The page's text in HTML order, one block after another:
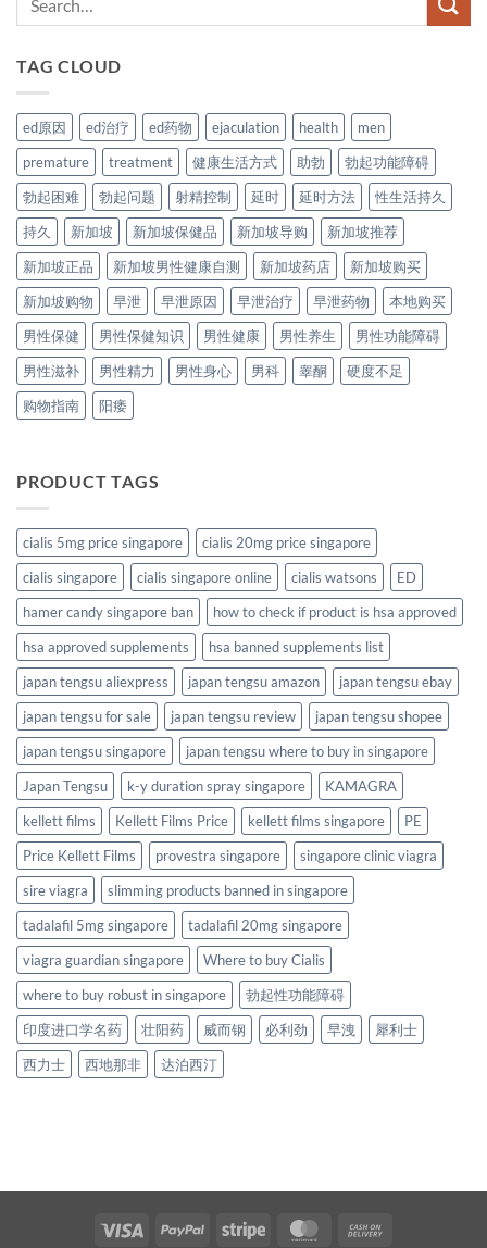
TAG CLOUD
ed原因 ed治疗 ed药物 ejaculation health
men
premature
treatment 健康生活方式 助勃
勃起功能障碍
勃起困难
勃起问题 射精控制 延时 延时方法
性生活持久
持久
新加坡 新加坡保健品 新加坡导购
新加坡推荐
新加坡正品
新加坡男性健康自测 新加坡药店
新加坡购买
新加坡购物
早泄 早泄原因 早泄治疗 早泄药物
本地购买
男性保健
男性保健知识 男性健康 男性养生
男性功能障碍
男性滋补
男性精力 男性身心 男科 睾酮
硬度不足
购物指南
阳痿
PRODUCT TAGS
cialis 5mg price singapore
cialis 20mg price singapore
cialis singapore
cialis singapore online cialis watsons
ED
hamer candy singapore ban
how to check if product is hsa approved
hsa approved supplements
hsa banned supplements list
japan tengsu aliexpress
japan tengsu amazon
japan tengsu ebay
japan tengsu for sale
japan tengsu review
japan tengsu shopee
japan tengsu singapore
japan tengsu where to buy in singapore
Japan Tengsu
k-y duration spray singapore
KAMAGRA
kellett films
Kellett Films Price kellett films singapore
PE
Price Kellett Films
provestra singapore
singapore clinic viagra
sire viagra
slimming products banned in singapore
tadalafil 5mg singapore
tadalafil 20mg singapore
viagra guardian singapore
Where to buy Cialis
where to buy robust in singapore
勃起性功能障碍
印度进口学名药
壮阳药 威而钢 必利劲 早洩
犀利士
西力士
西地那非 达泊西汀
Visa PayPal Stripe MasterCard